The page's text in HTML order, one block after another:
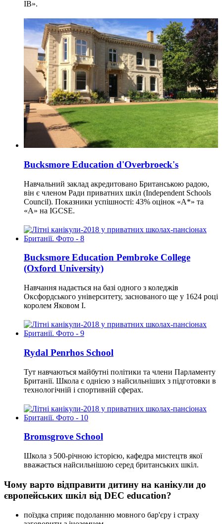
IB».
Bucksmore Education d'Overbroeck's
Навчальний заклад акредитовано Британською радою,
він є членом Ради приватних шкіл (Independent Schools
Council). Показники успішності: 43% оцінок «А*» та
«А» на IGCSE.
Bucksmore Education Pembroke College
(Oxford University)
Навчання надається на базі одного з коледжів
Оксфордського університету, заснованого ще у 1624 році
королем Яковом I.
Rydal Penrhos School
Тут навчаються майбутні політики та члени Парламенту
Британії. Школа є однією з найсильніших з підготовки в
технологічній і спортивній сферах.
Bromsgrove School
Школа з 500-річною історією, кафедра мистецтв якої
вважається найсильнішою серед британських шкіл.
Чому варто відправити дитину на канікули до
європейських шкіл від DEC education?
поїздка сприяє подоланню мовного бар'єру і страху